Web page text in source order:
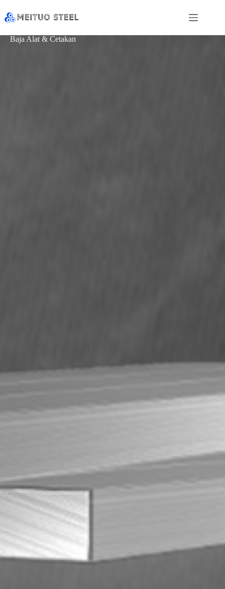
Baja Alat & Cetakan